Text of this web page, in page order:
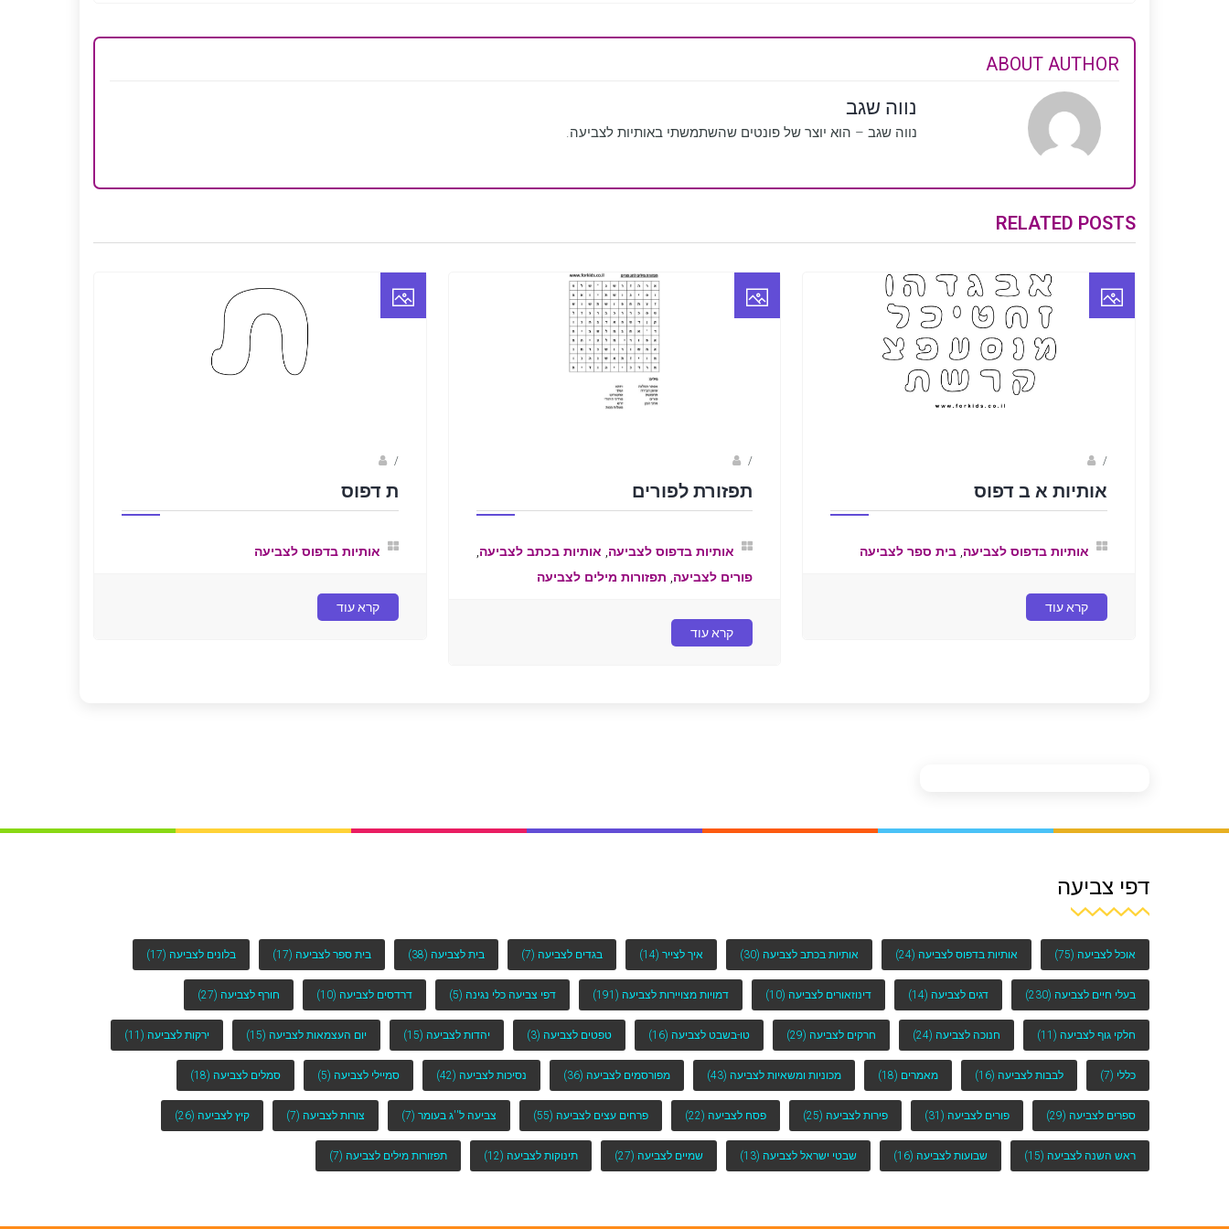
ABOUT AUTHOR
נווה שגב
נווה שגב – הוא יוצר של פונטים שהשתמשתי באותיות לצביעה.
RELATED POSTS
/
אותיות א ב דפוס
אותיות בדפוס לצביעה, בית ספר לצביעה
קרא עוד
/
תפזורת לפורים
אותיות בדפוס לצביעה, אותיות בכתב לצביעה,
פורים לצביעה, תפזורות מילים לצביעה
קרא עוד
/
ת דפוס
אותיות בדפוס לצביעה
קרא עוד
דפי צביעה
אוכל לצביעה (75) אותיות בדפוס לצביעה (24) אותיות בכתב לצביעה (30) איך לצייר (14) בגדים לצביעה (7) בית לצביעה (38) בית ספר לצביעה (17) בלונים לצביעה (17)
בעלי חיים לצביעה (230) דגים לצביעה (14) דינוזאורים לצביעה (10) דמויות מצויירות לצביעה (191) דפי צביעה כלי נגינה (5) דרדסים לצביעה (10) חורף לצביעה (27)
חלקי גוף לצביעה (11) חנוכה לצביעה (24) חרקים לצביעה (29) טו-בשבט לצביעה (16) טפטים לצביעה (3) יהדות לצביעה (15) יום העצמאות לצביעה (15) ירקות לצביעה (11)
כללי (7) לבבות לצביעה (16) מאמרים (18) מכוניות ומשאיות לצביעה (43) מפורסמים לצביעה (36) נסיכות לצביעה (42) סמיילי לצביעה (5) סמלים לצביעה (18)
ספרים לצביעה (29) פורים לצביעה (31) פירות לצביעה (25) פסח לצביעה (22) פרחים עצים לצביעה (55) צביעה ל''ג בעומר (7) צורות לצביעה (7) קיץ לצביעה (26)
ראש השנה לצביעה (15) שבועות לצביעה (16) שבטי ישראל לצביעה (13) שמיים לצביעה (27) תינוקות לצביעה (12) תפזורות מילים לצביעה (7)